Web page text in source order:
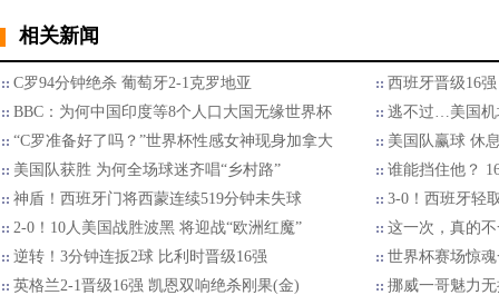
相关新闻
C罗94分钟绝杀 葡萄牙2-1克罗地亚
西班牙晋级16
BBC：为何中国印度等8个人口大国无缘世界杯
逃不过…美国机
“C罗准备好了吗？”世界杯性感女神现身加拿大
美国队赢球 休
美国队获胜 为何全场球迷齐唱“乡村路”
谁能挡住他？
神盾！西班牙门将西蒙连续519分钟未失球
3-0！西班牙轻
2-0！10人美国战胜波黑 将迎战“欧洲红魔”
这一次，真的
逆转！3分钟连扳2球 比利时晋级16强
世界杯赛场惊
英格兰2-1晋级16强 凯恩双响绝杀刚果(金)
挪威一哥魅力